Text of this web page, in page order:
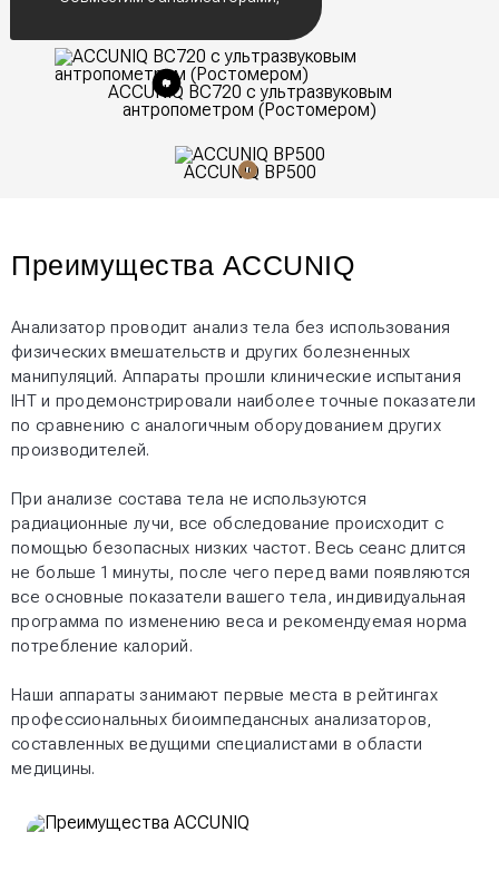
ACCUNIQ BC720
ACCUNIQ BC720 с ультразвуковым
антропометром (Ростомером)
- Автоматическое измерение
давления;
- Совместимость с
анализаторами;
- Измерение давления в случае
- Отсутствие измерительных
погрешностей;
ACCUNIQ BP500
Преимущества ACCUNIQ
Анализатор проводит анализ тела без использования
физических вмешательств и других болезненных
манипуляций. Аппараты прошли клинические испытания
IHT и продемонстрировали наиболее точные показатели
по сравнению с аналогичным оборудованием других
производителей.
При анализе состава тела не используются
радиационные лучи, все обследование происходит с
помощью безопасных низких частот. Весь сеанс длится
не больше 1 минуты, после чего перед вами появляются
все основные показатели вашего тела, индивидуальная
программа по изменению веса и рекомендуемая норма
потребление калорий.
Наши аппараты занимают первые места в рейтингах
профессиональных биоимпедансных анализаторов,
составленных ведущими специалистами в области
медицины.